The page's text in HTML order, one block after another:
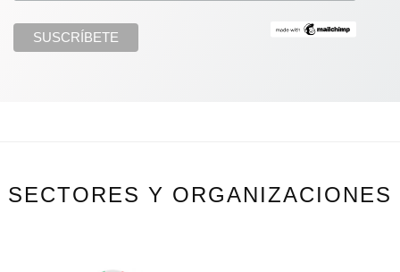
SECTORES Y ORGANIZACIONES